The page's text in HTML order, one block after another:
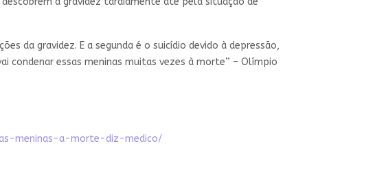
da gravidez. E a segunda é o suicídio devido à depressão,
condenar essas meninas muitas vezes à morte” – Olímpio
meninas-a-morte-diz-medico/